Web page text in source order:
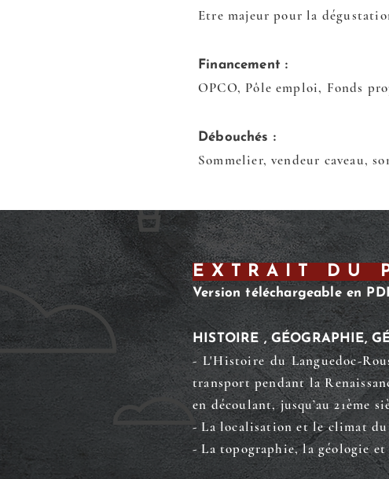
Etre majeur pour la
Financement :
OPCO, Pôle emploi, Fonds
Débouchés :
Sommelier, vendeur caveau,
EXTRAIT DU
Version téléchargeable en
HISTOIRE , GÉOGRAPHIE,
- L'Histoire du Languedoc-
transport pendant la
en découlant, jusqu’au 21ème
- La localisation et le climat
- La topographie, la géologie